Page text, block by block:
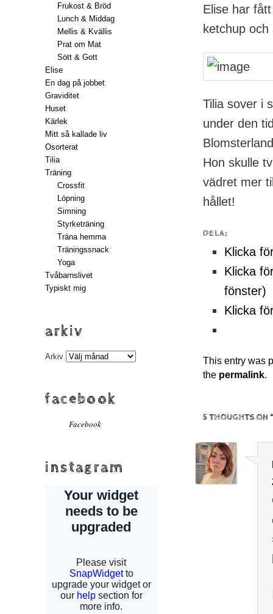
Elise har
ketchup
Tilia sover i
under den
Hon skulle
vädret mer
hållet!
DELA:
Klicka
Klicka
fönster)
Klicka
This entry was
the permalink.
5 THOUGHTS ON
Frukost & Bröd
Lunch & Middag
Mellis & Kvällis
Prat om Mat
Sött & Gott
Elise
En dag på jobbet
Graviditet
Huset
Kärlek
Mitt så kallade liv
Osorterat
Tilia
Träning
Crossfit
Löpning
Simning
Styrketräning
Träna hemma
Träningssnack
Yoga
Tvåbarnslivet
Typiskt mig
arkiv
Arkiv
facebook
Facebook
instagram